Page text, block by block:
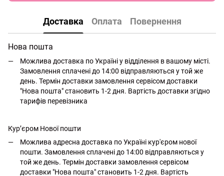
Доставка Оплата Повернення
Нова пошта
Можлива доставка по Україні у відділення в вашому місті.
Замовлення сплачені до 14:00 відправляються у той же
день. Термін доставки замовлення сервісом доставки
"Нова пошта" становить 1-2 дня. Вартість доставки згідно
тарифів перевізника
Кур’єром Нової пошти
Можлива адресна доставка по Україні кур'єром нової
пошти. Замовлення сплачені до 14:00 відправляються у
той же день. Термін доставки замовлення сервісом
доставки "Нова пошта" становить 1-2 дня. Вартість